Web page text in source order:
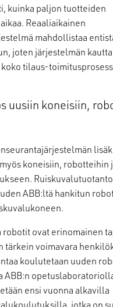
kuinka paljon tuotteiden
Reaaliaikainen
mahdollistaa
joten järjestelmän
tilaus-
uusiin koneisiin,
koneisiin, robotteihin
ABB:ltä hankitun
robotit ovat erinomainen
tärkein voimavara
koulutetaan uuden
ABB:n
ensi vuonna alkavilla
jotka on